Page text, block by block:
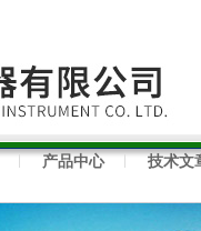
产品中心 技术文